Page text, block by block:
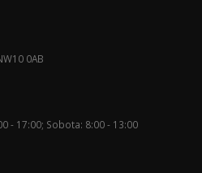
0AB
- 17:00; Sobota: 8:00 - 13:00